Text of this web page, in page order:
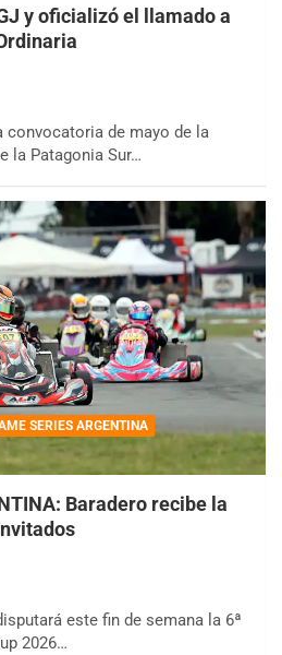
y oficializó el llamado a
convocatoria de mayo de la
la Patagonia Sur…
SERIES ARGENTINA
Baradero recibe la
este fin de semana la 6ª
2026…